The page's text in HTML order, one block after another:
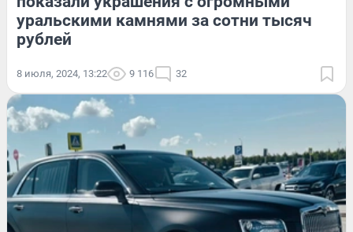
уральскими камнями за сотни тысяч
рублей
8 июля, 2024, 13:22 9 116 32